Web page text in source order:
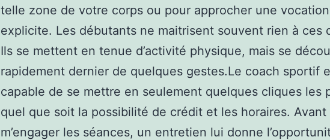
telle zone de votre corps ou pour approcher une vocation
explicite. Les débutants ne maitrisent souvent rien à ces
Ils se mettent en tenue d’activité physique, mais se
rapidement dernier de quelques gestes.Le coach sportif
capable de se mettre en seulement quelques cliques les
quel que soit la possibilité de crédit et les horaires. Avant
m’engager les séances, un entretien lui donne